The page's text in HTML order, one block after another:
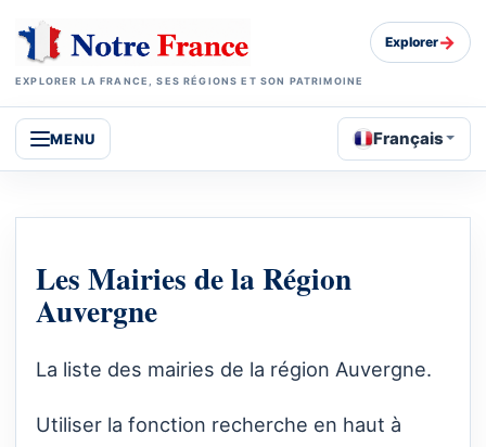
EXPLORER LA FRANCE, SES RÉGIONS ET SON PATRIMOINE
Explorer→
MENU Français
Les Mairies de la Région
Auvergne
La liste des mairies de la région Auvergne.
Utiliser la fonction recherche en haut à